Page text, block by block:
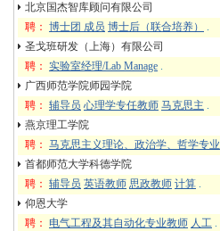
北京国杰智库顾问有限公司
聘： 博士团 成员 博士后（联合培养） .
圣戈班研发（上海）有限公司
聘： 实验室经理/Lab Manage .
广西师范学院师园学院
聘： 辅导员 心理学专任教师 马克思主 .
燕京理工学院
聘： 马克思主义理论、政治学、哲学专业
首都师范大学科德学院
聘： 辅导员 英语教师 思政教师 计算 .
仰恩大学
聘：
电气工程及其自动化专业教师 人工 .